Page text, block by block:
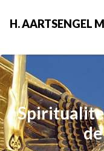
H. AARTSENGEL